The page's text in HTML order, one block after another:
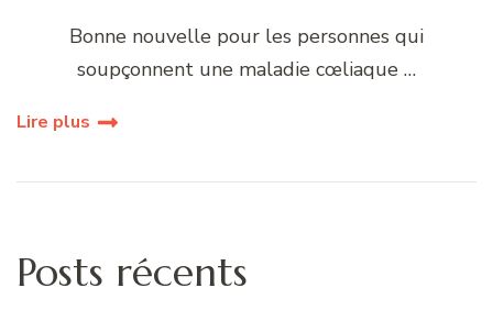
Bonne nouvelle pour les personnes qui
soupçonnent une maladie cœliaque …
Lire plus
Posts récents